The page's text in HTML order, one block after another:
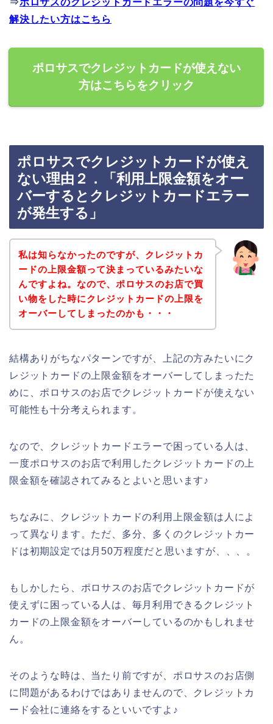
解決したい方はこちら
ポロサスでクレジットカードが使えない
方はこちらをクリック
ポロサスでクレジットカードが使え
ない理由２．「利用上限金額をオー
バーするとクレジットカードエラー
が発生する」
私は知らなかったのですが、クレジットカ
ードの上限金額って決まっているみたいな
んですよね。なので、ポロサスのお店で買
い物をした時にクレジットカードの上限を
オーバーしてしまったのかも・・・
結構ありがちなパターンですが、上記の方みたいにク
レジットカードの上限金額をオーバーしてしまったた
めに、ポロサスのお店でクレジットカードが使えない
可能性も十分考えられます。
なので、クレジットカードエラーで困っている人は、
一度ポロサスのお店で利用したクレジットカードの上
限金額を確認されてみるとよいと思います♪
ちなみに、クレジットカードの利用上限金額は人によ
って異なります。ただ、多分、多くのクレジットカー
ドは初期設定では月50万程度だと思いますが、、、。
もしかしたら、ポロサスのお店でクレジットカードが
使えずに困っている人は、毎月利用できるクレジット
カードの上限金額をオーバーしているのかもしれませ
ん。
そのような時は、当たり前ですが、ポロサスのお店側
に問題があるわけではありませんので、クレジットカ
ード会社に連絡をするといいですよ♪